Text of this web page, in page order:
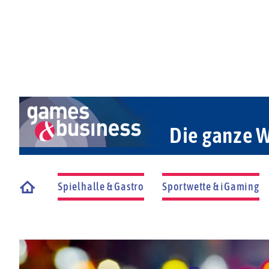
Die ganze
Spielhalle & Gastro Sportwette & iGaming